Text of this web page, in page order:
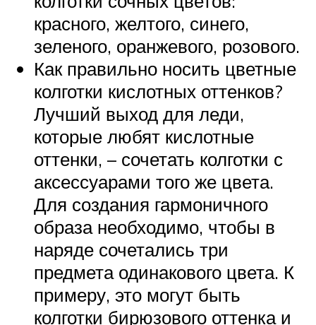
красного, желтого, синего,
зеленого, оранжевого, розового.
Как правильно носить цветные
колготки кислотных оттенков?
Лучший выход для леди,
которые любят кислотные
оттенки, – сочетать колготки с
аксессуарами того же цвета.
Для создания гармоничного
образа необходимо, чтобы в
наряде сочетались три
предмета одинакового цвета. К
примеру, это могут быть
колготки бирюзового оттенка и